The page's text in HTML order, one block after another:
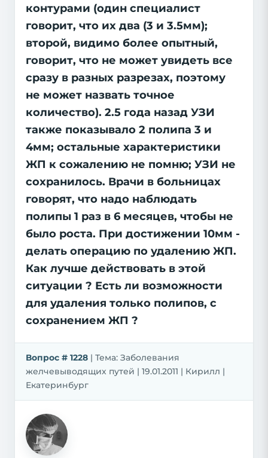
контурами (один специалист
говорит, что их два (3 и 3.5мм);
второй, видимо более опытный,
говорит, что не может увидеть все
сразу в разных разрезах, поэтому
не может назвать точное
количество). 2.5 года назад УЗИ
также показывало 2 полипа 3 и
4мм; остальные характеристики
ЖП к сожалению не помню; УЗИ не
сохранилось. Врачи в больницах
говорят, что надо наблюдать
полипы 1 раз в 6 месяцев, чтобы не
было роста. При достижении 10мм -
делать операцию по удалению ЖП.
Как лучше действовать в этой
ситуации ? Есть ли возможности
для удаления только полипов, с
сохранением ЖП ?
Вопрос # 1228 | Тема: Заболевания
желчевыводящих путей | 19.01.2011 | Кирилл |
Екатеринбург